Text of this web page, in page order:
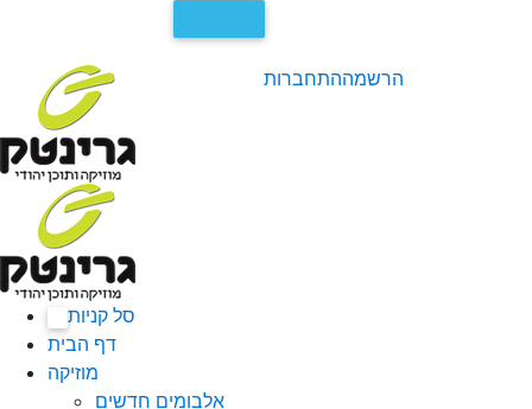
התחברותהרשמה
סל קניות
דף הבית
מוזיקה
אלבומים חדשים